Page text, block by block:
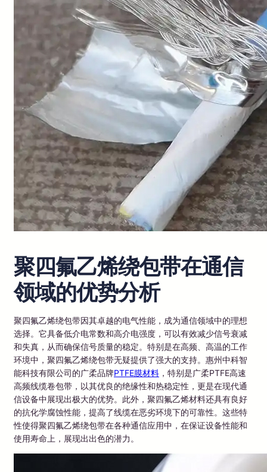
聚四氟乙烯绕包带在通信
领域的优势分析
聚四氟乙烯绕包带因其卓越的电气性能，成为通信领域中的理想
选择。它具备低介电常数和高介电强度，可以有效减少信号衰减
和失真，从而确保信号质量的稳定。特别是在高频、高温的工作
环境中，聚四氟乙烯绕包带无疑提供了强大的支持。惠州中科智
能科技有限公司的广柔品牌PTFE膜材料 ，特别是广柔PTFE高速
高频线缆卷包带，以其优良的绝缘性和热稳定性，更是在现代通
信设备中展现出极大的优势。此外，聚四氟乙烯材料还具有良好
的抗化学腐蚀性能，提高了线缆在恶劣环境下的可靠性。这些特
性使得聚四氟乙烯绕包带在各种通信应用中，在保证设备性能和
使用寿命上，展现出出色的潜力。